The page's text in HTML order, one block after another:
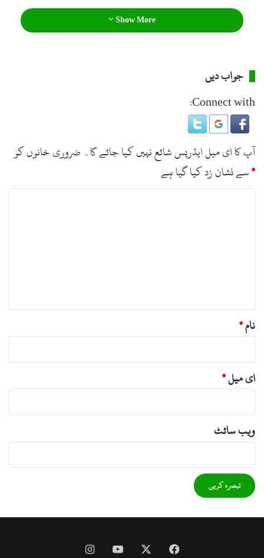
Show More
جواب دیں
Connect with:
آپ کا ای میل ایڈریس شائع نہیں کیا جائے گا۔ ضروری خانوں کو
*سے نشان زد کیا گیا ہے
نام*
ای میل*
ویب‌ سائٹ
Facebook
YouTube
Instagram